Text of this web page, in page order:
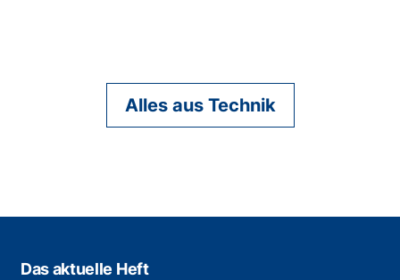
Alles aus Technik
Das aktuelle Heft